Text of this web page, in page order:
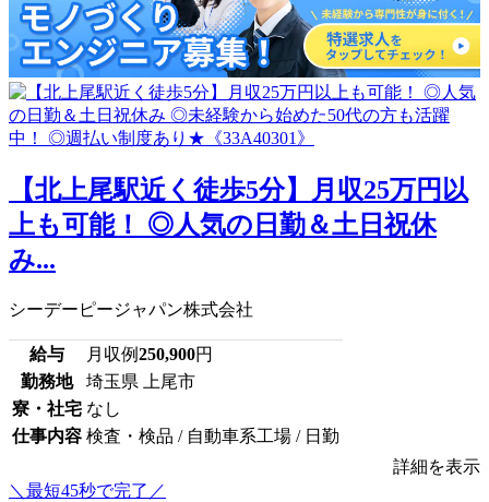
【北上尾駅近く徒歩5分】月収25万円以
上も可能！ ◎人気の日勤＆土日祝休
み...
シーデーピージャパン株式会社
給与 月収例250,900円
勤務地
埼玉県 上尾市
寮・社宅 なし
仕事内容 検査・検品 / 自動車系工場 / 日勤
詳細を表示
＼最短45秒で完了／